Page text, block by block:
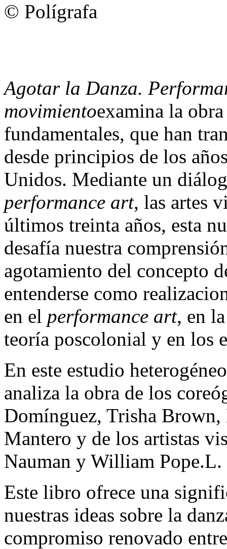
© Polígrafa
Agotar la Danza.
movimientoexamina la
fundamentales, que han
desde principios de los
Unidos. Mediante un
performance art, las artes
últimos treinta años, esta
desafía nuestra
agotamiento del concepto
entenderse como
en el performance art, en
teoría poscolonial y en los
En este estudio
analiza la obra de los
Domínguez, Trisha
Mantero y de los artistas
Nauman y William Pope.L.
Este libro ofrece una
nuestras ideas sobre la
compromiso renovado